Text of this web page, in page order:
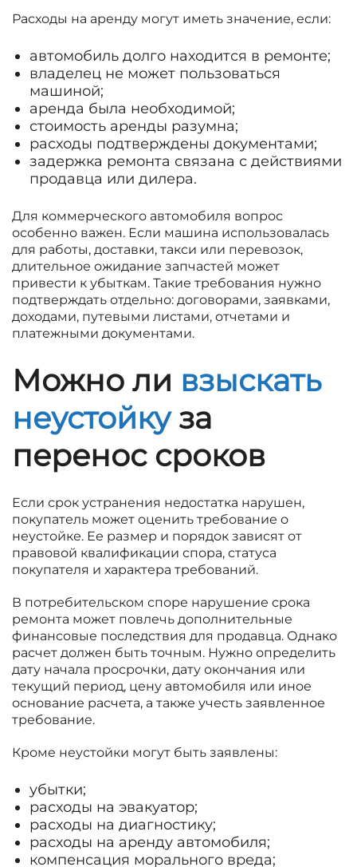
Расходы на аренду могут иметь значение, если:
автомобиль долго находится в ремонте;
владелец не может пользоваться
машиной;
аренда была необходимой;
стоимость аренды разумна;
расходы подтверждены документами;
задержка ремонта связана с действиями
продавца или дилера.
Для коммерческого автомобиля вопрос
особенно важен. Если машина использовалась
для работы, доставки, такси или перевозок,
длительное ожидание запчастей может
привести к убыткам. Такие требования нужно
подтверждать отдельно: договорами, заявками,
доходами, путевыми листами, отчетами и
платежными документами.
Можно ли взыскать
неустойкуза
перенос сроков
Если срок устранения недостатка нарушен,
покупатель может оценить требование о
неустойке. Ее размер и порядок зависят от
правовой квалификации спора, статуса
покупателя и характера требований.
В потребительском споре нарушение срока
ремонта может повлечь дополнительные
финансовые последствия для продавца. Однако
расчет должен быть точным. Нужно определить
дату начала просрочки, дату окончания или
текущий период, цену автомобиля или иное
основание расчета, а также учесть заявленное
требование.
Кроме неустойки могут быть заявлены:
убытки;
расходы на эвакуатор;
расходы на диагностику;
расходы на аренду автомобиля;
компенсация морального вреда;